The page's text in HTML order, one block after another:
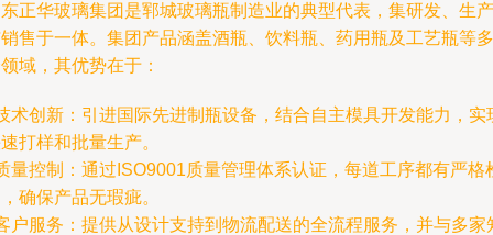
正华玻璃集团是郓城玻璃瓶制造业的典型代表，集研发、生产
售于一体。集团产品涵盖酒瓶、饮料瓶、药用瓶及工艺瓶等多
域，其优势在于：
术创新：引进国际先进制瓶设备，结合自主模具开发能力，实
打样和批量生产。
量控制：通过ISO9001质量管理体系认证，每道工序都有严格
确保产品无瑕疵。
户服务：提供从设计支持到物流配送的全流程服务，并与多家